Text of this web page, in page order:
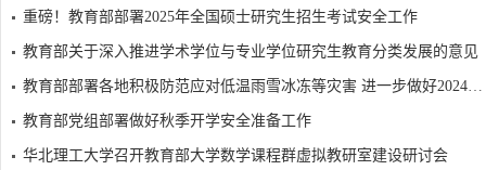
重磅！教育部部署2025年全国硕士研究生招生考试安全工作
教育部关于深入推进学术学位与专业学位研究生教育分类发展的意见
教育部部署各地积极防范应对低温雨雪冰冻等灾害 进一步做好2024年研考工作
教育部党组部署做好秋季开学安全准备工作
华北理工大学召开教育部大学数学课程群虚拟教研室建设研讨会